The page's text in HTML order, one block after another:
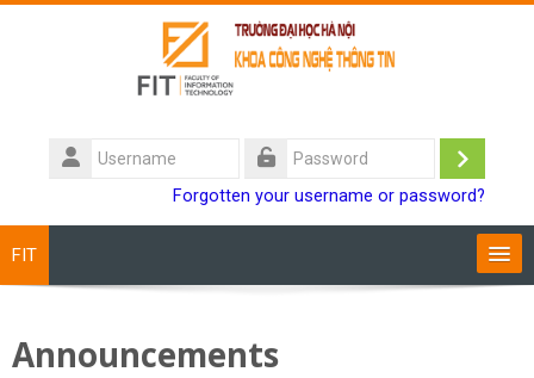
Username
Log
Forgotten your username or password?
FIT
Announcements